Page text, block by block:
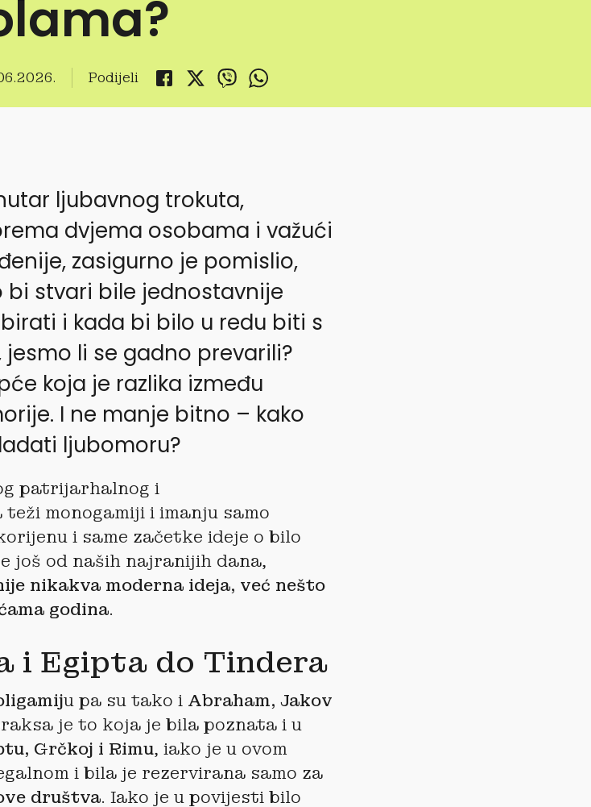
Podijeli
ljubavnog trokuta,
dvjema osobama i važući
zasigurno je pomislio,
bi stvari bile jednostavnije
i kada bi bilo u redu biti s
li se gadno prevarili?
koja je razlika između
I ne manje bitno – kako
ljubomoru?
patrijarhalnog i
monogamiji i imanju samo
i same začetke ideje o bilo
još od naših najranijih dana,
nikakva moderna ideja, već nešto
godina.
i Egipta do Tindera
u pa su tako i Abraham, Jakov
je to koja je bila poznata i u
Grčkoj i Rimu, iako je u ovom
i bila je rezervirana samo za
društva. Iako je u povijesti bilo